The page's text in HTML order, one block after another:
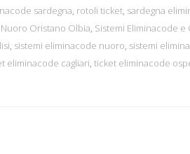
sardegna rotoli ticket sardegna
Nuoro Oristano Olbia Sistemi Eliminacode e
sistemi eliminacode nuoro sistemi
eliminacode cagliari ticket eliminacode